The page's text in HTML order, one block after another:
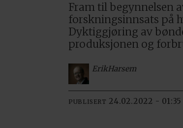
Fram til begynnelsen
forskningsinnsats på
Dyktiggjøring av
produksjonen og
ErikHarsem
PUBLISERT 24.02.2022 - 01:35